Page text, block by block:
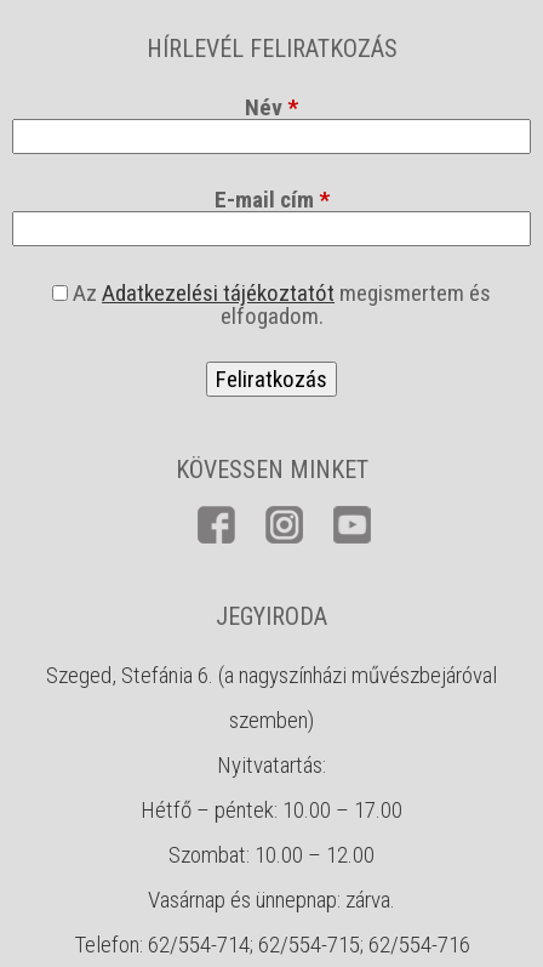
HÍRLEVÉL FELIRATKOZÁS
Név*
E-mail cím *
Az Adatkezelési tájékoztatót megismertem és
elfogadom.
KÖVESSEN MINKET
JEGYIRODA
Szeged, Stefánia 6. (a nagyszínházi művészbejáróval
szemben)
Nyitvatartás:
Hétfő – péntek: 10.00 – 17.00
Szombat: 10.00 – 12.00
Vasárnap és ünnepnap: zárva.
Telefon: 62/554-714; 62/554-715; 62/554-716